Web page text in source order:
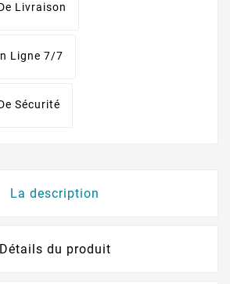
Livraison
Ligne 7/7
Sécurité
La description
Détails du produit